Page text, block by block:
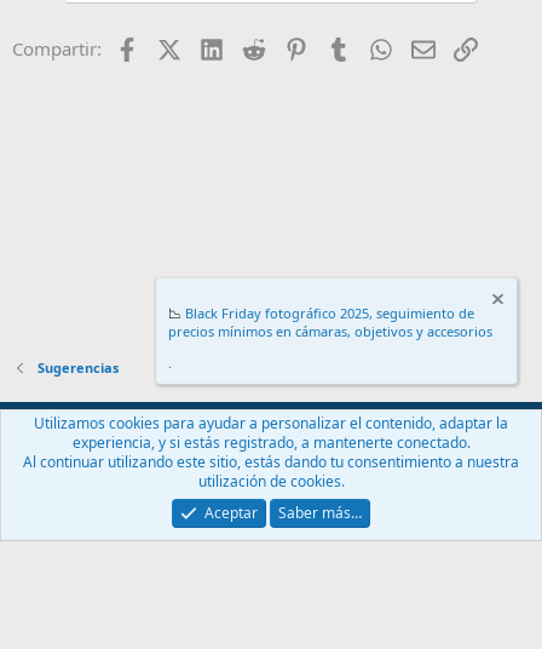
Compartir: FacebookX (Twitter)
LinkedIn
Reddit PinterestTumblr WhatsApp
EmailEnlace
Sugerencias
Español (ES)
Contáctanos
Términos y reglas Política de privacidad
Ayuda
Community platform by XenForo® © 2010-2024 XenForo Ltd.
📉 Black Friday fotográfico 2025, seguimiento de
precios mínimos en cámaras, objetivos y accesorios
.
Utilizamos cookies para ayudar a personalizar el contenido, adaptar la
experiencia, y si estás registrado, a mantenerte conectado.
Al continuar utilizando este sitio, estás dando tu consentimiento a nuestra
utilización de cookies.
Aceptar
Saber más…